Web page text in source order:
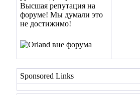
Sponsored Links